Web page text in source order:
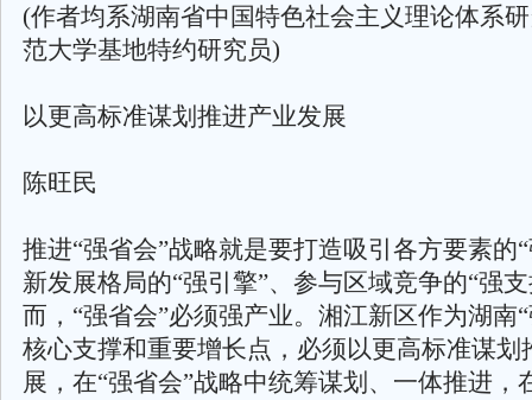
(作者均系湖南省中国特色社会主义理论体系
范大学基地特约研究员)
以更高标准谋划推进产业发展
陈旺民
推进“强省会”战略就是要打造吸引各方要素的
新发展格局的“强引擎”、参与区域竞争的“强
而，“强省会”必须强产业。湘江新区作为湖南
核心支撑和重要增长点，必须以更高标准谋划
展，在“强省会”战略中统筹谋划、一体推进，